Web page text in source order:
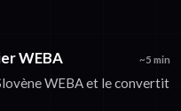
WEBA ~5 min
WEBA et le convertit